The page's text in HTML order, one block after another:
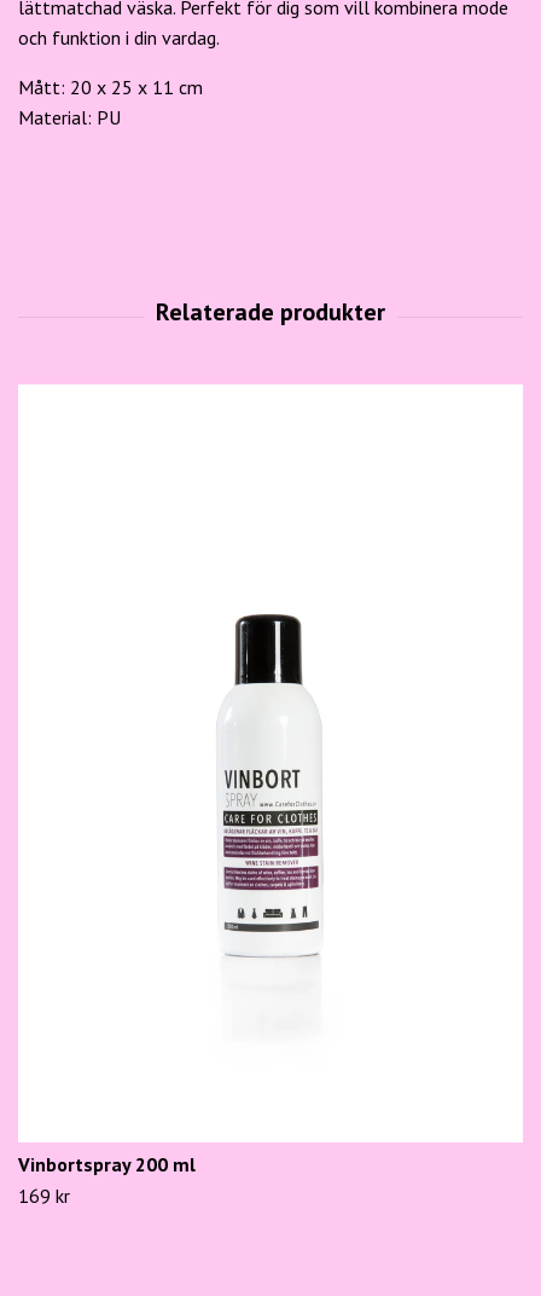
lättmatchad väska. Perfekt för dig som vill kombinera mode
och funktion i din vardag.
Mått: 20 x 25 x 11 cm
Material: PU
Vinbortspray 200 ml
169 kr